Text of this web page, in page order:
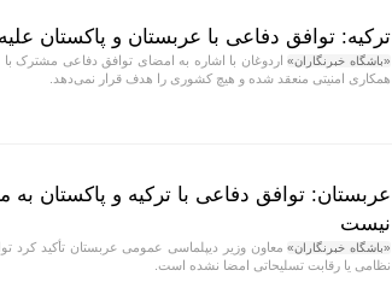
ترکیه: توافق دفاعی با عربستان و پاکستان
«باشگاه خبرنگاران»اردوغان با اشاره به امضای توافق دفاعی مشترک
همکاری امنیتی منعقد شده و هیچ کشوری را هدف قرار نمی‌دهد.
عربستان: توافق دفاعی با ترکیه و پاکستان
نیست
«باشگاه خبرنگاران»معاون وزیر دیپلماسی عمومی عربستان تأکید کرد
نظامی یا رقابت تسلیحاتی امضا نشده است.